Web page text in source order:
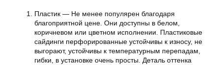
Пластик — Не менее популярен благодаря
благоприятной цене. Они доступны в белом,
коричневом или цветном исполнении. Пластиковые
сайдинги перфорированные устойчивы к износу, не
выгорают, устойчивы к температурным перепадам,
гибки, в установке очень просты. Деталь оттенка